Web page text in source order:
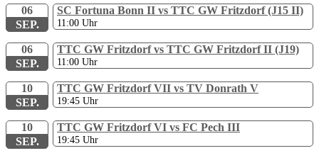
06
SEP.
SC Fortuna Bonn II vs TTC GW Fritzdorf (J15 II)
11:00 Uhr
06
SEP.
TTC GW Fritzdorf vs TTC GW Fritzdorf II (J19)
11:00 Uhr
10
SEP.
TTC GW Fritzdorf VII vs TV Donrath V
19:45 Uhr
10
SEP.
TTC GW Fritzdorf VI vs FC Pech III
19:45 Uhr